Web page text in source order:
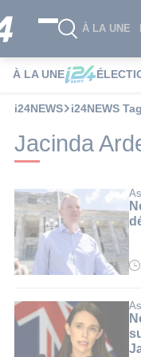
À LA UNE
À LA UNE
i24NEWS i24NEWS
Jacinda
:
2